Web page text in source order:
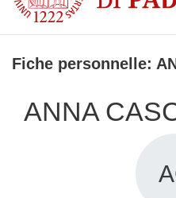
Fiche personnelle:
ANNA